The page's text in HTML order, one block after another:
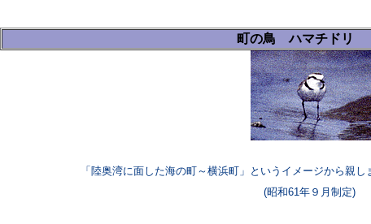
町の鳥 ハマチドリ
「陸奥湾に面した海の町～横浜町」というイメージから親し
(昭和61年９月制定)